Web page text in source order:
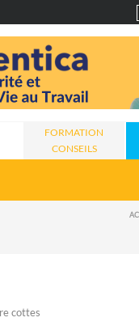
FORMATION
CONSEILS
cottes